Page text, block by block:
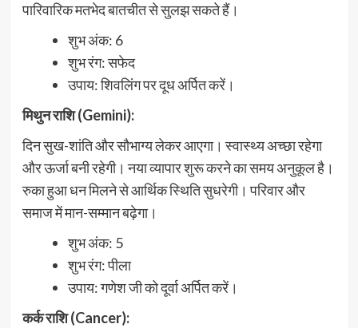
पारिवारिक मतभेद बातचीत से सुलझ सकते हैं।
शुभ अंक: 6
शुभ रंग: सफेद
उपाय: शिवलिंग पर दूध अर्पित करें।
मिथुन राशि (Gemini):
दिन सुख-शांति और सौभाग्य लेकर आएगा। स्वास्थ्य अच्छा रहेगा
और ऊर्जा बनी रहेगी। नया व्यापार शुरू करने का समय अनुकूल है।
रुका हुआ धन मिलने से आर्थिक स्थिति सुधरेगी। परिवार और
समाज में मान-सम्मान बढ़ेगा।
शुभ अंक: 5
शुभ रंग: पीला
उपाय: गणेश जी को दूर्वा अर्पित करें।
कर्क राशि (Cancer):